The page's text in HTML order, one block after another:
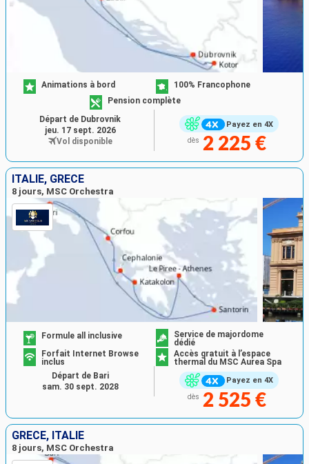
Payez en 4X
Animations à bord
100% Francophone
Pension complète
dès 2 225 €
Départ de Dubrovnik
jeu. 17 sept. 2026
Vol disponible
ITALIE, GRÈCE
8 jours, MSC Orchestra
Payez en 4X
Formule all inclusive
Service de majordome
dédié
Forfait Internet Browse
inclus
Accès gratuit à l’espace
thermal du MSC Aurea Spa
dès 2 525 €
Départ de Bari
sam. 30 sept. 2028
GRÈCE, ITALIE
8 jours, MSC Orchestra